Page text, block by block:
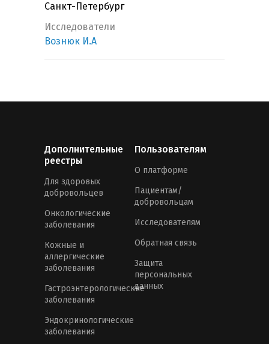
Санкт-Петербург
Исследователи
Вознюк И.А
Дополнительные
реестры
Для здоровых
добровольцев
Онкологические
заболевания
Кожные и
аллергические
заболевания
Гастроэнтерологические
заболевания
Эндокринологические
заболевания
Пользователям
О платформе
Пациентам/
добровольцам
Исследователям
Обратная связь
Защита
персональных
данных